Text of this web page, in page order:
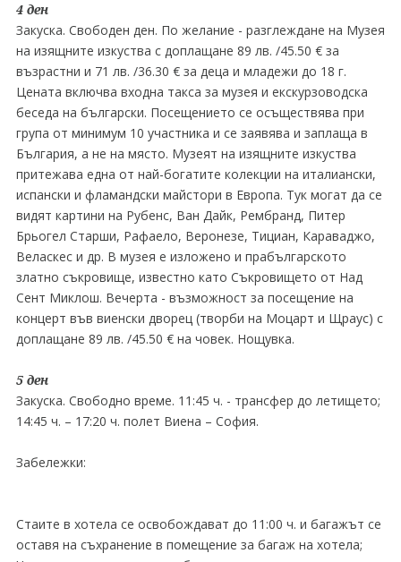
4 ден
Закуска. Свободен ден. По желание - разглеждане на Музея
на изящните изкуства с доплащане 89 лв. /45.50 € за
възрастни и 71 лв. /36.30 € за деца и младежи до 18 г.
Цената включва входна такса за музея и екскурзоводска
беседа на български. Посещението се осъществява при
група от минимум 10 участника и се заявява и заплаща в
България, а не на място. Музеят на изящните изкуства
притежава една от най-богатите колекции на италиански,
испански и фламандски майстори в Европа. Тук могат да се
видят картини на Рубенс, Ван Дайк, Рембранд, Питер
Брьогел Старши, Рафаело, Веронезе, Тициан, Караваджо,
Веласкес и др. В музея е изложено и прабългарското
златно съкровище, известно като Съкровището от Над
Сент Миклош. Вечерта - възможност за посещение на
концерт във виенски дворец (творби на Моцарт и Щраус) с
доплащане 89 лв. /45.50 € на човек. Нощувка.
5 ден
Закуска. Свободно време. 11:45 ч. - трансфер до летището;
14:45 ч. – 17:20 ч. полет Виена – София.
Забележки:
Стаите в хотела се освобождават до 11:00 ч. и багажът се
оставя на съхранение в помещение за багаж на хотела;